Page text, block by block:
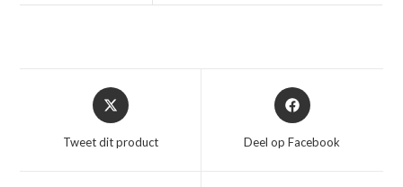
Opent
in
nieuw
Tweet dit product
Opent
in
nieuw
Deel op Facebook